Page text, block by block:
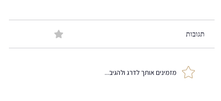
מה הבעיה הכי בוערת וגדולה שלך?
תגובות
מזמינים אותך לדרג ולהגיב...